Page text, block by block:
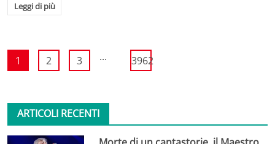
Leggi di più
1 2 3 ... 3962
ARTICOLI RECENTI